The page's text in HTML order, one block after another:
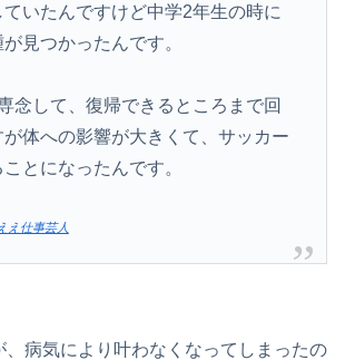
いたんですけど中学2年生の時に
見つかったんです。
念して、復帰できるところまで回
体への影響が大きくて、サッカー
とになったんです。
え仕事芸人
、病気により叶わなくなってしまったの